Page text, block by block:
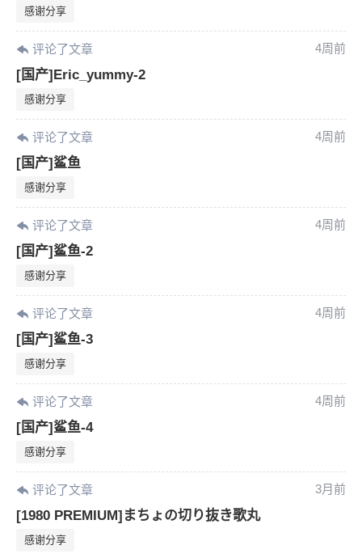
感谢分享
评论了文章 4周前
[国产]Eric_yummy-2
感谢分享
评论了文章 4周前
[国产]鲨鱼
感谢分享
评论了文章 4周前
[国产]鲨鱼-2
感谢分享
评论了文章 4周前
[国产]鲨鱼-3
感谢分享
评论了文章 4周前
[国产]鲨鱼-4
感谢分享
评论了文章 3月前
[1980 PREMIUM]まちょの切り抜き歌丸
感谢分享